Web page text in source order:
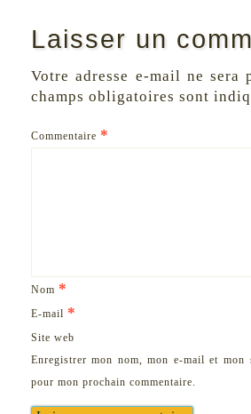
Laisser un
Votre adresse e-mail ne sera
champs obligatoires sont
Commentaire *
Nom *
E-mail *
Site web
Enregistrer mon nom, mon e-mail et mon
pour mon prochain commentaire.